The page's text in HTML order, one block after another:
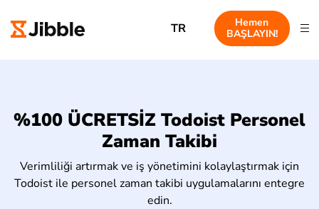
TR
Hemen
BAŞLAYIN!
%100 ÜCRETSİZ Todoist Personel
Zaman Takibi
Verimliliği artırmak ve iş yönetimini kolaylaştırmak için
Todoist ile personel zaman takibi uygulamalarını entegre
edin.